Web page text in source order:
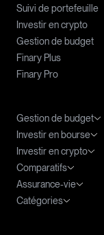
Suivi de portefeuille
Investir en crypto
Gestion de budget
Finary Plus
Finary Pro
Gestion de budget
Agrégateur de
Tableau Excel Budget
Investir en bourse
ETF : le guide
ETF PEA
ETF S&P 500
Investir en crypto
Fiscalité des
DCA Crypto
Comparatifs
Application bourse
Assurance-vie
Fiscalité de
Catégories